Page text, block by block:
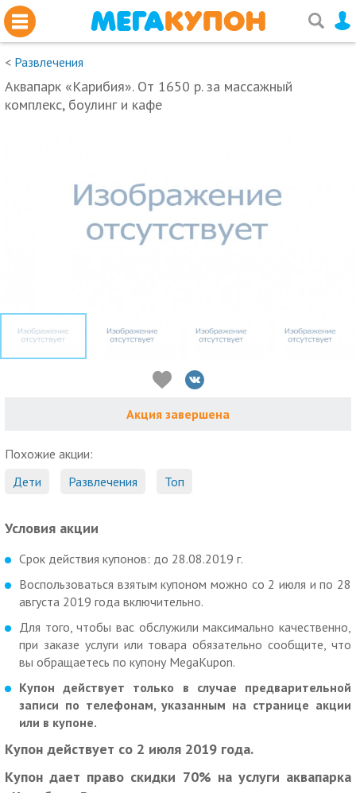
< Развлечения
Аквапарк «Карибия». От 1650 р. за массажный
комплекс, боулинг и кафе
Акция завершена
Похожие акции:
Дети
Развлечения Топ
Условия акции
Срок действия купонов: до 28.08.2019 г.
Воспользоваться взятым купоном можно со 2 июля и по 28
августа 2019 года включительно.
Для того, чтобы вас обслужили максимально качественно,
при заказе услуги или товара обязательно сообщите, что
вы обращаетесь по купону MegaKupon.
Купон действует только в случае предварительной
записи по телефонам, указанным на странице акции
или в купоне.
Купон действует со 2 июля 2019 года.
Купон дает право скидки 70% на услуги аквапарка